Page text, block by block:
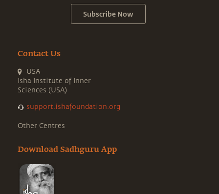
Subscribe Now
Contact Us
USA
Isha Institute of Inner
Sciences (USA)
support.ishafoundation.org
Other Centres
Download Sadhguru App